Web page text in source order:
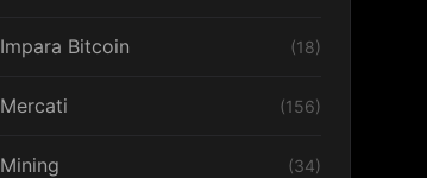
Impara Bitcoin (18)
Mercati (156)
Mining (34)